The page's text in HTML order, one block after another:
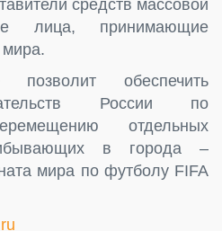
средств массовой
лица, принимающие
мира.
позволит обеспечить
России по
отдельных
в города –
мира по футболу FIFA